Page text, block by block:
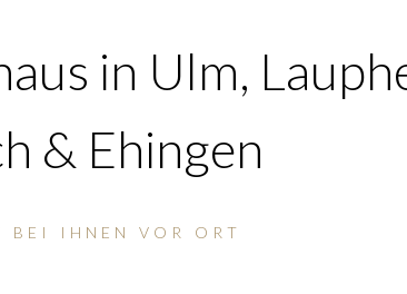
in Ulm,
& Ehingen
BEI IHNEN VOR ORT